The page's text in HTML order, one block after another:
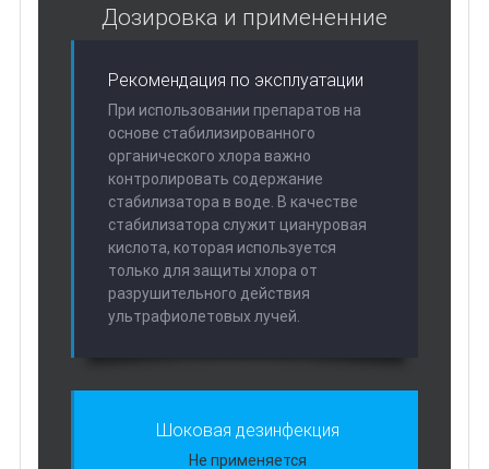
Дозировка и примененние
Рекомендация по эксплуатации
При использовании препаратов на
основе стабилизированного
органического хлора важно
контролировать содержание
стабилизатора в воде. В качестве
стабилизатора служит циануровая
кислота, которая используется
только для защиты хлора от
разрушительного действия
ультрафиолетовых лучей.
Шоковая дезинфекция
Не применяется